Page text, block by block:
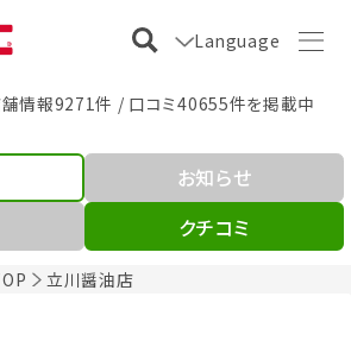
Language
舗情報9271件 / 口コミ40655件を掲載中
立川醤油店
お知らせ
クチコミ